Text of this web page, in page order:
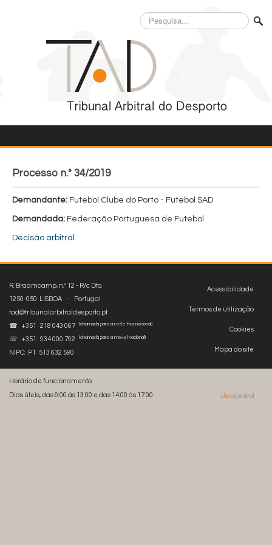
Pesquisa...
Processo n.º 34/2019
Demandante: Futebol Clube do Porto - Futebol SAD
Demandada: Federação Portuguesa de Futebol
Decisão arbitral
Acessibilidade
Termos de utilização
Cookies
Mapa do site
R. Braamcamp, n.º 12 - R/c Dto.
1250-050 LISBOA - Portugal
tad@tribunalarbitraldesporto.pt
☎ +351 218 043 067
(chamada para a rede fixa nacional)
☏ +351 934 000 792 (chamada para a móvel nacional)
NIPC: PT 513 632 590
Horário de funcionamento:
Dias úteis, das 9:00 às 13:00 e das 14:00 às 17:00